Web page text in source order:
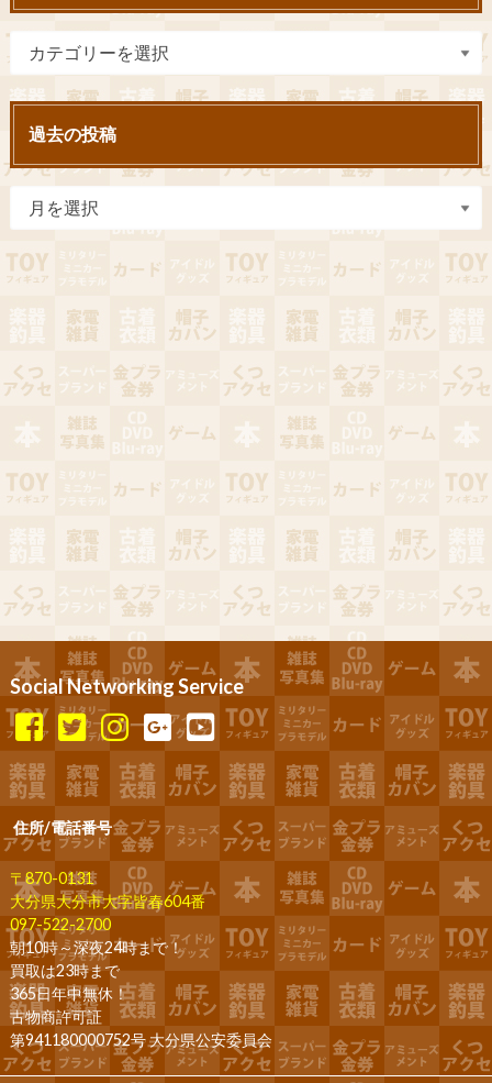
過去の投稿
Social Networking Service
住所/電話番号
〒870-0131
大分県大分市大字皆春604番
097-522-2700
朝10時～深夜24時まで！
買取は23時まで
365日年中無休！
古物商許可証
第941180000752号 大分県公安委員会